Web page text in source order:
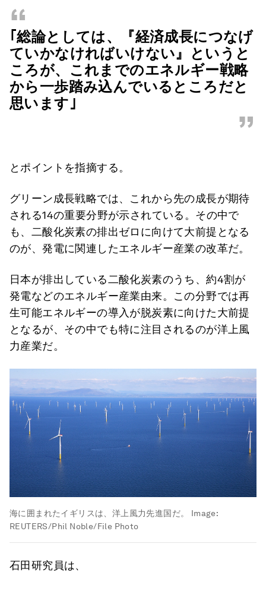
“
｢総論としては、『経済成長につなげ
ていかなければいけない』
というと
ころが、これまでのエネルギー戦略
から一歩踏み込んでいるところだと
思います｣
”
とポイントを指摘する。
グリーン成長戦略では、これから先の成長が期待
される14の重要分野が示されている。その中で
も、 二酸化炭素の排出ゼロに向けて大前提となる
のが、発電に関連したエネルギー産業の改革だ。
日本が排出している二酸化炭素のうち、約4割が
発電などのエネルギー産業由来。この分野では再
生可能エネルギーの導入が脱炭素に向けた大前提
となるが、その中でも特に注目されるのが洋上風
力産業だ。
海に囲まれたイギリスは、洋上風力先進国だ。
Image:
REUTERS/Phil Noble/File Photo
石田研究員は、